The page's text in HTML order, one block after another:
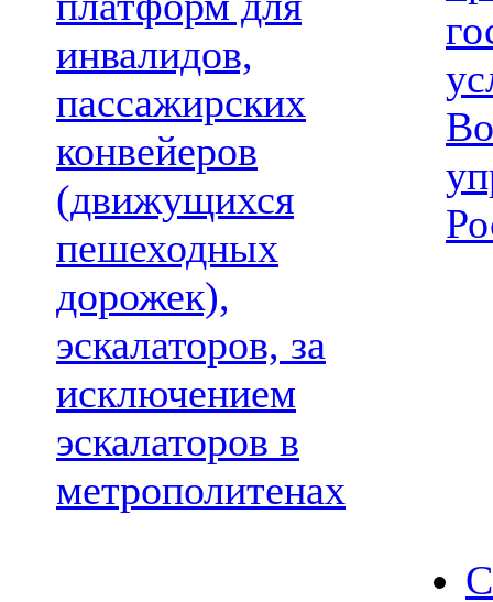
инвалидов,
пассажирских
конвейеров
(движущихся
пешеходных
дорожек),
эскалаторов, за
исключением
эскалаторов в
метрополитенах